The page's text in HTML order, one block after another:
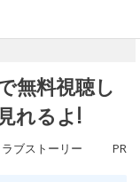
無料視聴し
れるよ!
ラブストーリー PR